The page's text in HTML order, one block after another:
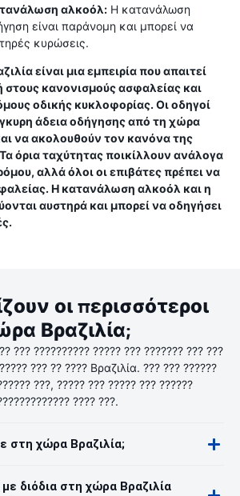
αλκοόλ: Η κατανάλωση
είναι παράνομη και μπορεί να
κυρώσεις.
είναι μια εμπειρία που απαιτεί
στους κανονισμούς ασφαλείας και
οδικής κυκλοφορίας. Οι οδηγοί
άδεια οδήγησης από τη χώρα
να ακολουθούν τον κανόνα της
όρια ταχύτητας ποικίλλουν ανάλογα
αλλά όλοι οι επιβάτες πρέπει να
Η κατανάλωση αλκοόλ και η
αυστηρά και μπορεί να οδηγήσει
οι περισσότεροι
Βραζιλία;
??? ?????????? ????? ??? ??????? ??? ???
??? ?? ???? Βραζιλία. ??? ??? ??????
???, ????? ??? ????? ??? ??????
???? ???.
στη χώρα Βραζιλία;
διόδια στη χώρα Βραζιλία